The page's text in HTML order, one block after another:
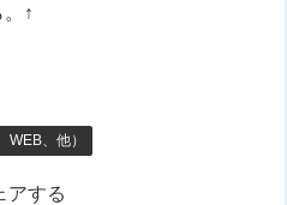
↑
WEB、他）
アする